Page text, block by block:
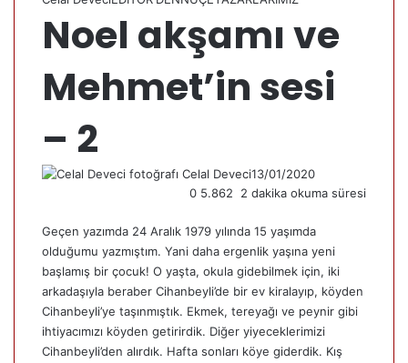
Noel akşamı ve
Mehmet’in sesi
– 2
Celal Deveci13/01/2020
0 5.862 2 dakika okuma süresi
Geçen yazımda 24 Aralık 1979 yılında 15 yaşımda
olduğumu yazmıştım. Yani daha ergenlik yaşına yeni
başlamış bir çocuk! O yaşta, okula gidebilmek için, iki
arkadaşıyla beraber Cihanbeyli’de bir ev kiralayıp, köyden
Cihanbeyli’ye taşınmıştık. Ekmek, tereyağı ve peynir gibi
ihtiyacımızı köyden getirirdik. Diğer yiyeceklerimizi
Cihanbeyli’den alırdık. Hafta sonları köye giderdik. Kış